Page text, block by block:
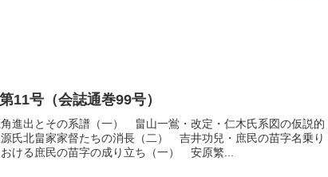
号（会誌通巻99号）
進出とその系譜（一） 畠山一鴬・改定・仁木氏系図の仮説的
氏北畠家家督たちの消長（二） 吉井功兒・庶民の苗字名乗り
ける庶民の苗字の成り立ち（一） 安原繁...